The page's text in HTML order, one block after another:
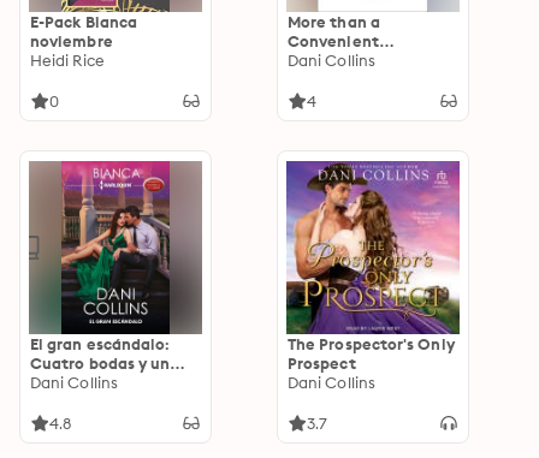
E-Pack Bianca
noviembre
Heidi Rice
0
More than a
Convenient
Marriage? & No
Dani Collins
4
El gran escándalo:
Cuatro bodas y un
bebé
Dani Collins
4.8
The Prospector's Only
Prospect
Dani Collins
3.7